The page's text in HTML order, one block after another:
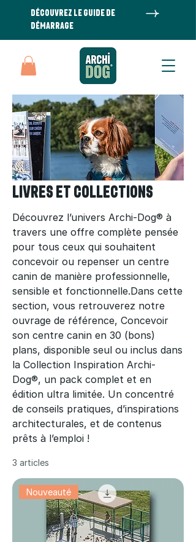
DÉCOUVREZ LE GUIDE DE
DÉMARRAGE
Livres et collections
Découvrez l’univers Archi-Dog® à
travers une offre complète pensée
pour tous ceux qui souhaitent
concevoir ou repenser un centre
canin de manière professionnelle,
sensible et fonctionnelle.​ Dans cette
section, vous retrouverez notre
ouvrage de référence, Concevoir
son centre canin en 30 (bons)
plans, disponible seul ou inclus dans
la Collection Inspiration Archi-
Dog®, un pack complet et en
édition ultra limitée. ​​ Un concentré
de conseils pratiques, d’inspirations
architecturales, et de contenus
prêts à l’emploi !
3 articles
Nouveauté